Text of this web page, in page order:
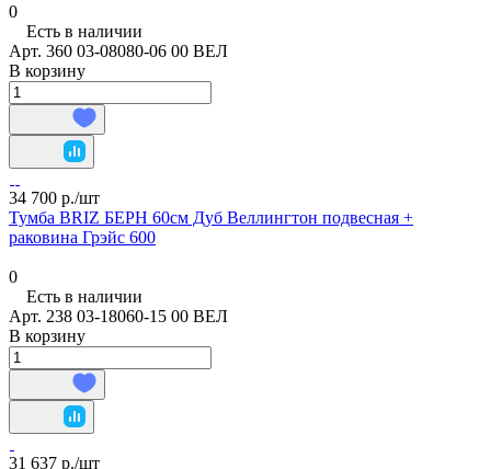
0
Есть в наличии
Арт. 360 03-08080-06 00 ВЕЛ
В корзину
34 700 р./шт
Тумба BRIZ БЕРН 60см Дуб Веллингтон подвесная +
раковина Грэйс 600
0
Есть в наличии
Арт. 238 03-18060-15 00 ВЕЛ
В корзину
31 637 р./шт